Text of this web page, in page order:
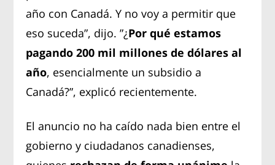
año con Canadá. Y no voy a permitir que
eso suceda”, dijo. ”¿Por qué estamos
pagando 200 mil millones de dólares al
año, esencialmente un subsidio a
Canadá?”, explicó recientemente.
El anuncio no ha caído nada bien entre el
gobierno y ciudadanos canadienses,